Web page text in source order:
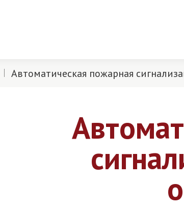
Автоматическая пожарная